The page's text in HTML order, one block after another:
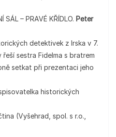
SÁL – PRAVÉ KŘÍDLO. Peter
detektivek z Irska v 7.
sestra Fidelma s bratrem
setkat při prezentaci jeho
historických
(Vyšehrad, spol. s r.o.,